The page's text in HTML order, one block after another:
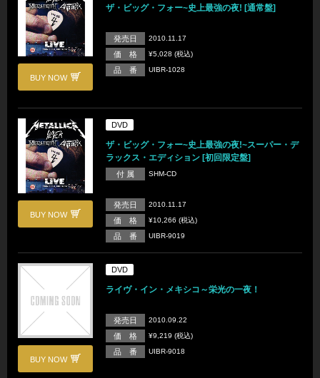
BUY NOW
ザ・ビッグ・フォー~史上最強の夜! [通常盤]
発売日 2010.11.17
価 格 ¥5,028 (税込)
品 番 UIBR-1028
BUY NOW
DVD
ザ・ビッグ・フォー~史上最強の夜!~スーパー・デ
ラックス・エディション [初回限定盤]
付 属 SHM-CD
発売日 2010.11.17
価 格 ¥10,266 (税込)
品 番 UIBR-9019
BUY NOW
DVD
ライヴ・イン・メキシコ～栄光の一夜！
発売日 2010.09.22
価 格 ¥9,219 (税込)
品 番 UIBR-9018